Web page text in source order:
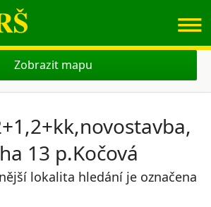
≡
Zobrazit mapu
13 p.Kočová
lokalita hledání je označena